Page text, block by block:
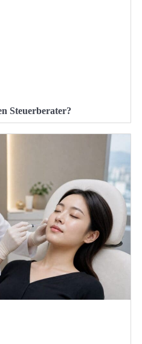
Steuerberater?